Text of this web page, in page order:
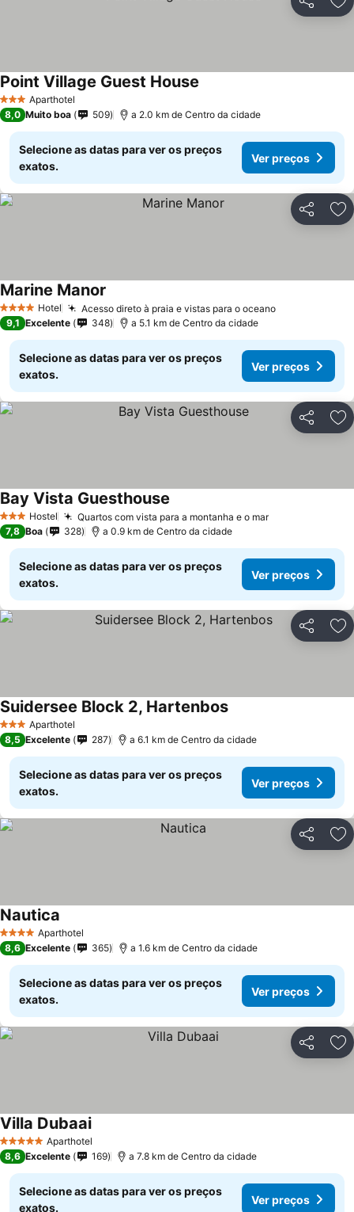
Partilhar
3 EstrelasAparthotel
Point Village Guest House
8,0 Muito boa 509 a 2.0 km de Centro da cidade
Selecione as datas para ver os preços
exatos.
Ver preços
Partilhar
4 EstrelasHotel Acesso direto à praia e vistas para o oceanoVer preços
Marine Manor
9,1 Excelente 348 a 5.1 km de Centro da cidade
Selecione as datas para ver os preços
exatos.
Ver preços
Partilhar
3 EstrelasHostel Quartos com vista para a montanha e o marVer preços
Bay Vista Guesthouse
7,8 Boa 328 a 0.9 km de Centro da cidade
Selecione as datas para ver os preços
exatos.
Ver preços
Partilhar
3 EstrelasAparthotel
Suidersee Block 2, HartenbosVer preços
8,5 Excelente 287 a 6.1 km de Centro da cidade
Selecione as datas para ver os preços
exatos.
Ver preços
Partilhar
4 EstrelasAparthotel
Nautica
8,6 Excelente 365 a 1.6 km de Centro da cidade
Selecione as datas para ver os preços
exatos.
Ver preços
Partilhar
5 Estrelas Aparthotel
Villa DubaaiVer preços
8,6 Excelente 169 a 7.8 km de Centro da cidade
Selecione as datas para ver os preços
exatos.
Ver preços